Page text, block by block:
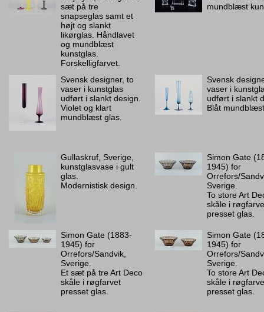
sæt på tre
snapseglas samt et
højt og slankt
likørglas. Håndlavet
og mundblæst
kunstglas.
Forskelligfarvet.
mundblæst
Svensk designer, to
vaser i kunstglas
udført i slankt design.
Violet og klart
mundblæst glas.
Svensk
vaser i
udført i slankt
Blåt
Gullaskruf, Sverige,
kunstglasvase i gult
glas.
Modernistisk design.
Simon Gate
1945) for
Orrefors/
Sverige.
To store Art
skåle i
presset glas.
Simon Gate (1883-
1945) for
Orrefors/Sandvik,
Sverige.
Et sæt på tre Art Deco
skåle i røgfarvet
presset glas.
Simon Gate
1945) for
Orrefors/
Sverige.
To store Art
skåle i
presset glas.